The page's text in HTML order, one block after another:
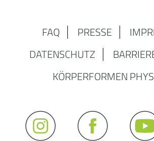
FAQ PRESSE
DATENSCHUTZ
KÖRPERFORMEN